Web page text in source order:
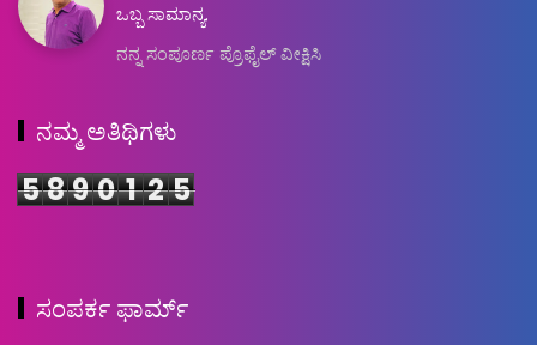
ಒಬ್ಬ ಸಾಮಾನ್ಯ.
ನನ್ನ ಸಂಪೂರ್ಣ ಪ್ರೊಫೈಲ್ ವೀಕ್ಷಿಸಿ
ನಮ್ಮ ಅತಿಥಿಗಳು
5890 1 25
ಸಂಪರ್ಕ ಫಾರ್ಮ್